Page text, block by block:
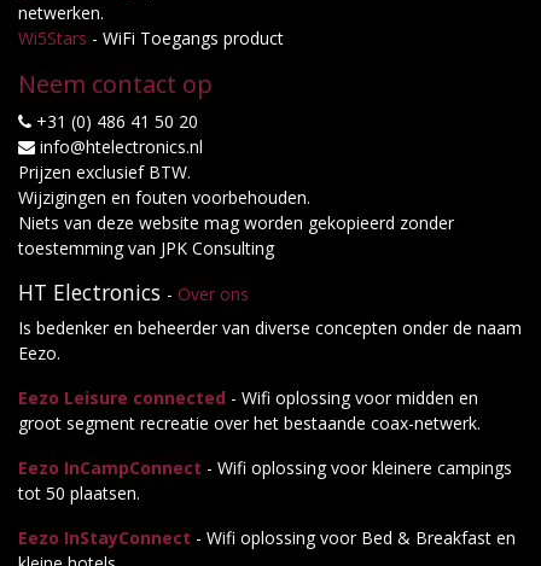
netwerken.
Wi5Stars - WiFi Toegangs product
Neem contact op
+31 (0) 486 41 50 20
info@htelectronics.nl
Prijzen exclusief BTW.
Wijzigingen en fouten voorbehouden.
Niets van deze website mag worden gekopieerd zonder
toestemming van JPK Consulting
HT Electronics - Over ons
Is bedenker en beheerder van diverse concepten onder de naam
Eezo.
Eezo Leisure connected - Wifi oplossing voor midden en
groot segment recreatie over het bestaande coax-netwerk.
Eezo InCampConnect - Wifi oplossing voor kleinere campings
tot 50 plaatsen.
Eezo InStayConnect - Wifi oplossing voor Bed & Breakfast en